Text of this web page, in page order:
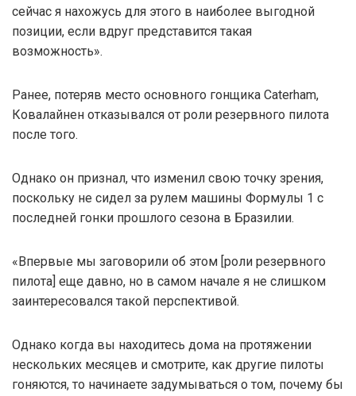
сейчас я нахожусь для этого в наиболее выгодной
позиции, если вдруг представится такая
возможность».
Ранее, потеряв место основного гонщика Caterham,
Ковалайнен отказывался от роли резервного пилота
после того.
Однако он признал, что изменил свою точку зрения,
поскольку не сидел за рулем машины Формулы 1 с
последней гонки прошлого сезона в Бразилии.
«Впервые мы заговорили об этом [роли резервного
пилота] еще давно, но в самом начале я не слишком
заинтересовался такой перспективой.
Однако когда вы находитесь дома на протяжении
нескольких месяцев и смотрите, как другие пилоты
гоняются, то начинаете задумываться о том, почему бы